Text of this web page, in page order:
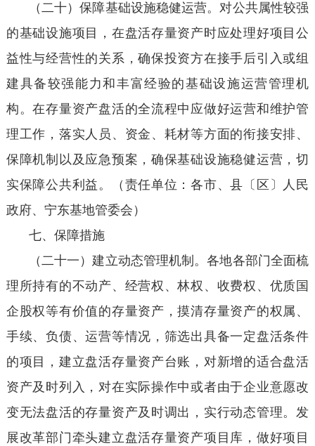
（二十）保障基础设施稳健运营。对公共属性较强
的基础设施项目，在盘活存量资产时应处理好项目公
益性与经营性的关系，确保投资方在接手后引入或组
建具备较强能力和丰富经验的基础设施运营管理机
构。在存量资产盘活的全流程中应做好运营和维护管
理工作，落实人员、资金、耗材等方面的衔接安排、
保障机制以及应急预案，确保基础设施稳健运营，切
实保障公共利益。（责任单位：各市、县〔区〕人民
政府、宁东基地管委会）
七、保障措施
（二十一）建立动态管理机制。各地各部门全面梳
理所持有的不动产、经营权、林权、收费权、优质国
企股权等有价值的存量资产，摸清存量资产的权属、
手续、负债、运营等情况，筛选出具备一定盘活条件
的项目，建立盘活存量资产台账，对新增的适合盘活
资产及时列入，对在实际操作中或者由于企业意愿改
变无法盘活的存量资产及时调出，实行动态管理。发
展改革部门牵头建立盘活存量资产项目库，做好项目